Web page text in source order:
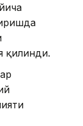
қилинди.